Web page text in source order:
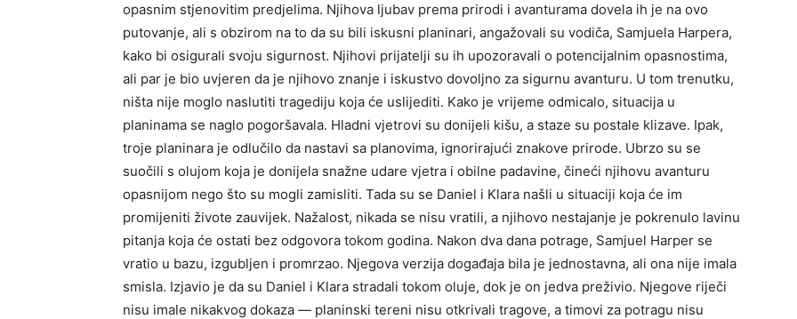
opasnim stjenovitim predjelima. Njihova ljubav prema prirodi i avanturama dovela ih je na ovo
putovanje, ali s obzirom na to da su bili iskusni planinari, angažovali su vodiča, Samjuela Harpera,
kako bi osigurali svoju sigurnost. Njihovi prijatelji su ih upozoravali o potencijalnim opasnostima,
ali par je bio uvjeren da je njihovo znanje i iskustvo dovoljno za sigurnu avanturu. U tom trenutku,
ništa nije moglo naslutiti tragediju koja će uslijediti. Kako je vrijeme odmicalo, situacija u
planinama se naglo pogoršavala. Hladni vjetrovi su donijeli kišu, a staze su postale klizave. Ipak,
troje planinara je odlučilo da nastavi sa planovima, ignorirajući znakove prirode. Ubrzo su se
suočili s olujom koja je donijela snažne udare vjetra i obilne padavine, čineći njihovu avanturu
opasnijom nego što su mogli zamisliti. Tada su se Daniel i Klara našli u situaciji koja će im
promijeniti živote zauvijek. Nažalost, nikada se nisu vratili, a njihovo nestajanje je pokrenulo lavinu
pitanja koja će ostati bez odgovora tokom godina. Nakon dva dana potrage, Samjuel Harper se
vratio u bazu, izgubljen i promrzao. Njegova verzija događaja bila je jednostavna, ali ona nije imala
smisla. Izjavio je da su Daniel i Klara stradali tokom oluje, dok je on jedva preživio. Njegove riječi
nisu imale nikakvog dokaza — planinski tereni nisu otkrivali tragove, a timovi za potragu nisu